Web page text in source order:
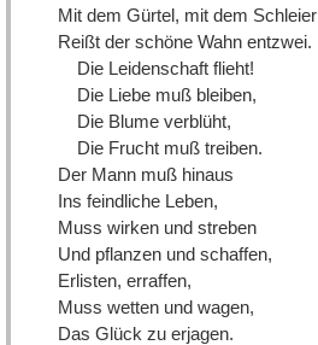
Mit dem Gürtel, mit dem Schleier
Reißt der schöne Wahn entzwei.
Die Leidenschaft flieht!
Die Liebe muß bleiben,
Die Blume verblüht,
Die Frucht muß treiben.
Der Mann muß hinaus
Ins feindliche Leben,
Muss wirken und streben
Und pflanzen und schaffen,
Erlisten, erraffen,
Muss wetten und wagen,
Das Glück zu erjagen.